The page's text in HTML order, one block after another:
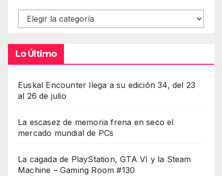
Contenidos
Lo Último
Euskal Encounter llega a su edición 34, del 23
al 26 de julio
La escasez de memoria frena en seco el
mercado mundial de PCs
La cagada de PlayStation, GTA VI y la Steam
Machine – Gaming Room #130